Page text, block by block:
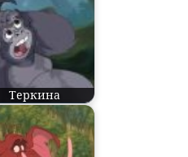
Теркина